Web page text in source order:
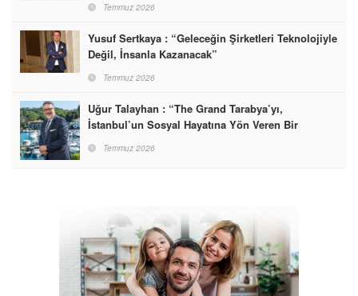
Temmuz 2026
Yusuf Sertkaya : “Geleceğin Şirketleri Teknolojiyle
Değil, İnsanla Kazanacak”
Temmuz 2026
Uğur Talayhan : “The Grand Tarabya’yı,
İstanbul’un Sosyal Hayatına Yön Veren Bir
Temmuz 2026